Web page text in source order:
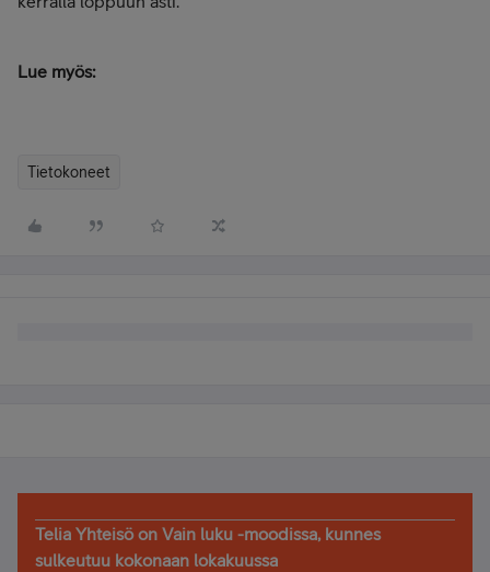
Lue myös:
Tietokoneet
Telia Yhteisö on Vain luku -moodissa, kunnes
sulkeutuu kokonaan lokakuussa